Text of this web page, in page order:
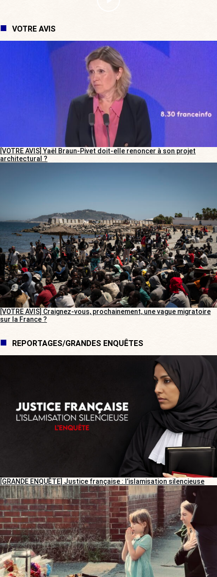
VOTRE AVIS
[VOTRE AVIS] Yaël Braun-Pivet doit-elle renoncer à son projet
architectural ?
[VOTRE AVIS] Craignez-vous, prochainement, une vague migratoire
sur la France ?
REPORTAGES/GRANDES ENQUÊTES
[GRANDE ENQUÊTE] Justice française : l’islamisation silencieuse